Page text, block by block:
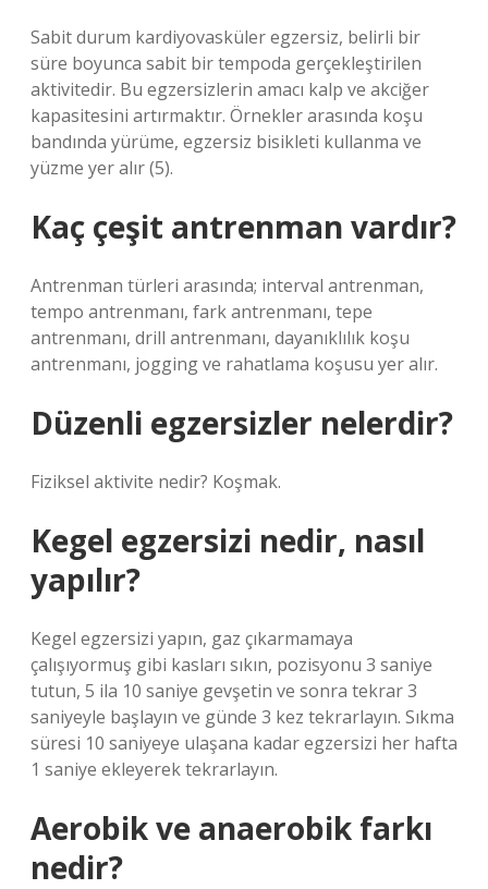
Sabit durum kardiyovasküler egzersiz, belirli bir
süre boyunca sabit bir tempoda gerçekleştirilen
aktivitedir. Bu egzersizlerin amacı kalp ve akciğer
kapasitesini artırmaktır. Örnekler arasında koşu
bandında yürüme, egzersiz bisikleti kullanma ve
yüzme yer alır (5).
Kaç çeşit antrenman vardır?
Antrenman türleri arasında; interval antrenman,
tempo antrenmanı, fark antrenmanı, tepe
antrenmanı, drill antrenmanı, dayanıklılık koşu
antrenmanı, jogging ve rahatlama koşusu yer alır.
Düzenli egzersizler nelerdir?
Fiziksel aktivite nedir? Koşmak.
Kegel egzersizi nedir, nasıl
yapılır?
Kegel egzersizi yapın, gaz çıkarmamaya
çalışıyormuş gibi kasları sıkın, pozisyonu 3 saniye
tutun, 5 ila 10 saniye gevşetin ve sonra tekrar 3
saniyeyle başlayın ve günde 3 kez tekrarlayın. Sıkma
süresi 10 saniyeye ulaşana kadar egzersizi her hafta
1 saniye ekleyerek tekrarlayın.
Aerobik ve anaerobik farkı
nedir?